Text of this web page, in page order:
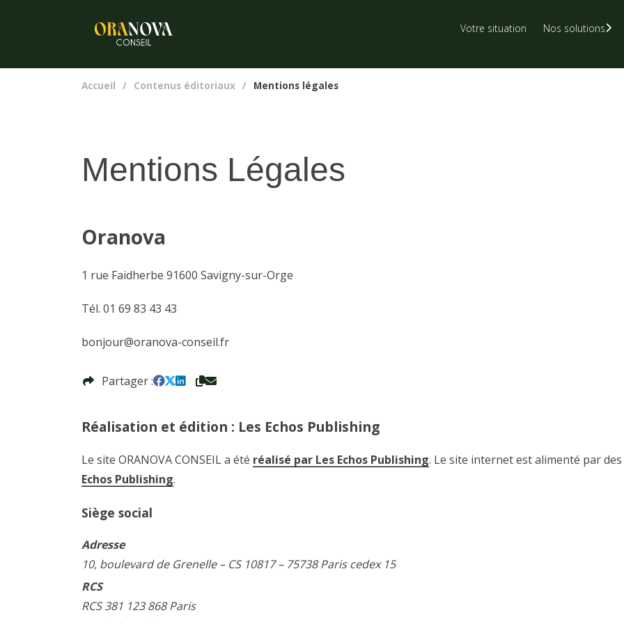
Votre situation Nos solutions
Rechercherun
Accueil / Contenus éditoriaux / Mentions légales
Mentions Légales
Oranova
1 rue Faidherbe 91600 Savigny-sur-Orge
Tél. 01 69 83 43 43
bonjour@oranova-conseil.fr
Partager
Réalisation et édition : Les Echos Publishing
Le site ORANOVA CONSEIL a été réalisé par Les Echos Publishing. Le site internet est alimenté par des
Echos Publishing.
Siège social
Adresse
10, boulevard de Grenelle – CS 10817 – 75738 Paris cedex 15
RCS
RCS 381 123 868 Paris